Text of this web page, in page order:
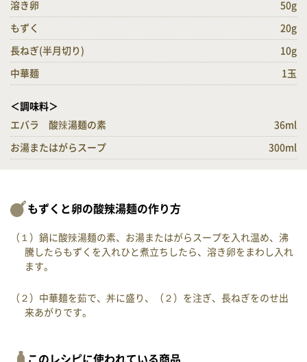
溶き卵 50g
もずく 20g
長ねぎ(半月切り) 10g
中華麺 1玉
＜調味料＞
エバラ 酸辣湯麺の素
36ml
お湯またはがらスープ 300ml
もずくと卵の酸辣湯麺の作り方
（１）鍋に酸辣湯麺の素、お湯またはがらスープを入れ温め、沸
騰したらもずくを入れひと煮立ちしたら、溶き卵をまわし入れ
ます。
（２）中華麺を茹で、丼に盛り、（２）を注ぎ、長ねぎをのせ出
来あがりです。
このレシピに使われている商品